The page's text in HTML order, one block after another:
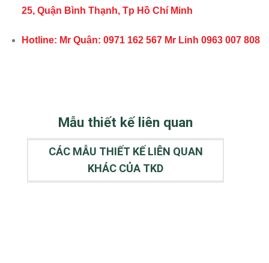
25, Quận Bình Thạnh, Tp Hồ Chí Minh
Hotline: Mr Quân: 0971 162 567 Mr Linh 0963 007 808
Mẫu thiết kế liên quan
CÁC MẪU THIẾT KẾ LIÊN QUAN
KHÁC CỦA TKD